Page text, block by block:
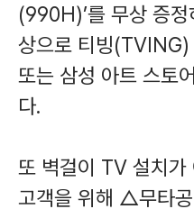
(990H)’를 무상 증
상으로 티빙(TVING)
또는 삼성 아트 스토
다.
또 벽걸이 TV 설치가
고객을 위해 △무타